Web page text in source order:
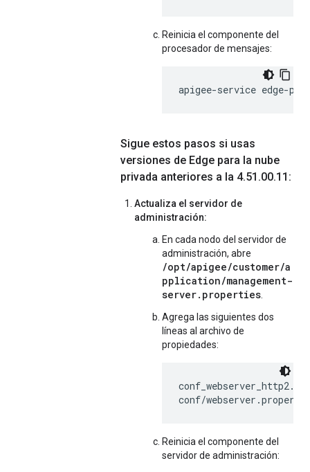
Reinicia el componente del
procesador de mensajes:
apigee-service edge-
Sigue estos pasos si usas
versiones de Edge para la nube
privada anteriores a la 4.51 .00.11:
Actualiza el servidor de
administración:
En cada nodo del servidor de
administración, abre
/opt/apigee/customer/a
pplication/management-
server.properties
Agrega las siguientes dos
líneas al archivo de
propiedades:
conf/
Reinicia el componente del
servidor de administración: